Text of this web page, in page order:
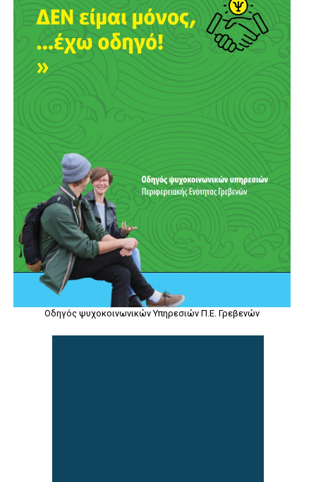
Οδηγός ψυχοκοινωνικών Υπηρεσιών Π.Ε. Γρεβενών